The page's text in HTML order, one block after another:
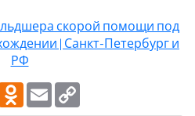
скорой помощи под
| Санкт-Петербург и
РФ
Odnoklassniki
Email